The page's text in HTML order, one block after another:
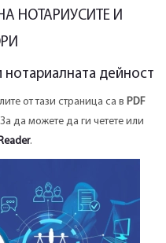
НОТАРИУСИТЕ И
нотариалната дейност
от тази страница са в PDF
да можете да ги четете или
.